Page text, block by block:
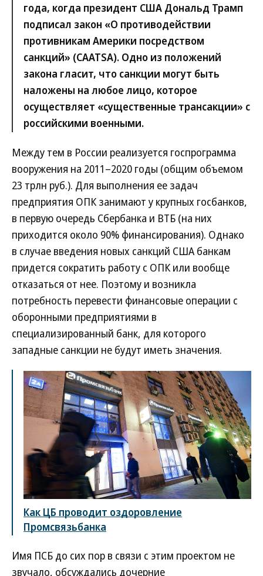
года, когда президент США Дональд Трамп
подписал закон «О противодействии
противникам Америки посредством
санкций» (CAATSA). Одно из положений
закона гласит, что санкции могут быть
наложены на любое лицо, которое
осуществляет «существенные трансакции» с
российскими военными.
Между тем в России реализуется госпрограмма
вооружения на 2011–2020 годы (общим объемом
23 трлн руб.). Для выполнения ее задач
предприятия ОПК занимают у крупных госбанков,
в первую очередь Сбербанка и ВТБ (на них
приходится около 90% финансирования). Однако
в случае введения новых санкций США банкам
придется сократить работу с ОПК или вообще
отказаться от нее. Поэтому и возникла
потребность перевести финансовые операции с
оборонными предприятиями в
специализированный банк, для которого
западные санкции не будут иметь значения.
Как ЦБ проводит оздоровление
Промсвязьбанка
Имя ПСБ до сих пор в связи с этим проектом не
звучало, обсуждались дочерние